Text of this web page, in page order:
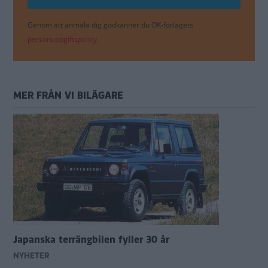
Genom att anmäla dig godkänner du OK-förlagets
personuppgiftspolicy.
MER FRÅN VI BILÄGARE
Japanska terrängbilen fyller 30 år
NYHETER